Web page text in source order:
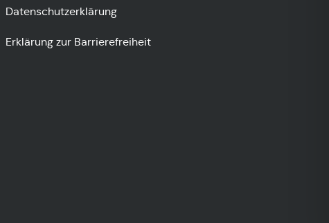
Datenschutzerklärung
Erklärung zur Barrierefreiheit